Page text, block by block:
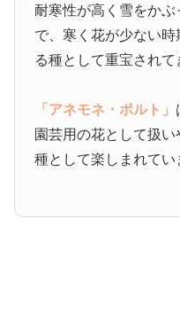
耐寒性が高く雪をか
で、寒く花が少ない
る種として重宝されて
「アネモネ・ポルト」
園芸用の花として扱
種として楽しまれてい